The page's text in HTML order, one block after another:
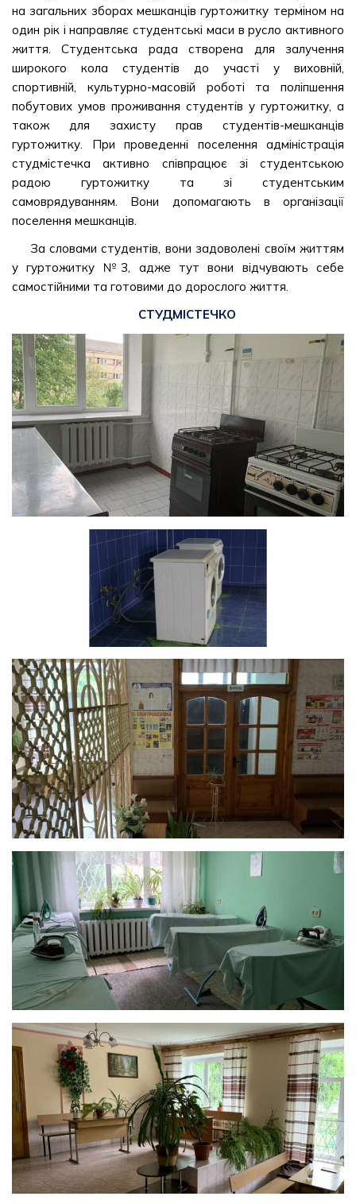
на загальних зборах мешканців гуртожитку терміном на
один рік і направляє студентські маси в русло активного
життя. Студентська рада створена для залучення
широкого кола студентів до участі у виховній,
спортивній, культурно-масовій роботі та поліпшення
побутових умов проживання студентів у гуртожитку, а
також для захисту прав студентів-мешканців
гуртожитку. При проведенні поселення адміністрація
студмістечка активно співпрацює зі студентською
радою гуртожитку та зі студентським
самоврядуванням. Вони допомагають в організації
поселення мешканців.
За словами студентів, вони задоволені своїм життям
у гуртожитку №3, адже тут вони відчувають себе
самостійними та готовими до дорослого життя.
СТУДМІСТЕЧКО